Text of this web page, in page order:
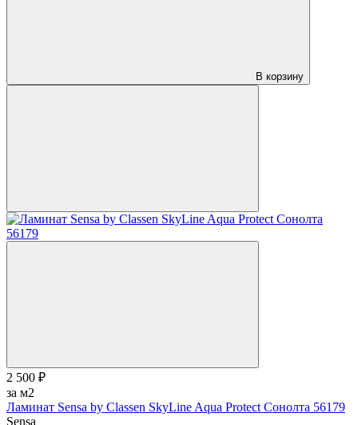
В корзину
2 500 ₽
за м2
Ламинат Sensa by Classen SkyLine Aqua Protect Сонолта 56179
Sensa